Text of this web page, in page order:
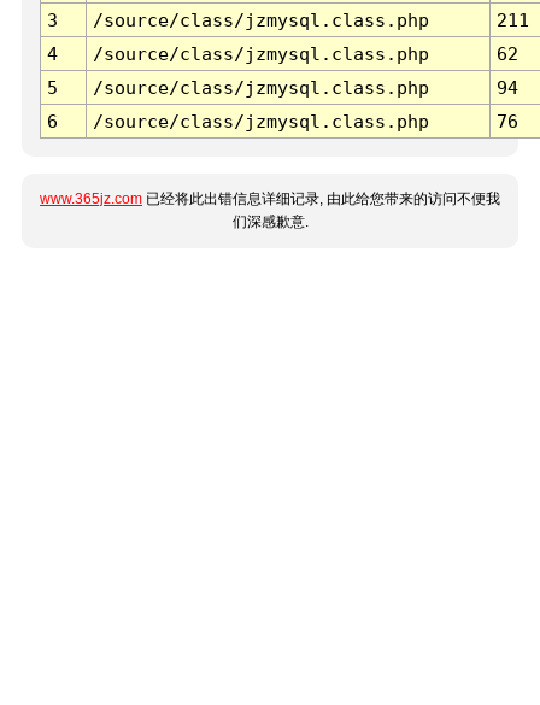
3 /source/class/jzmysql.class.php
211
4
/source/class/jzmysql.class.php
62
5
/source/class/jzmysql.class.php
94
6
/source/class/jzmysql.class.php 76
www.365jz.com 已经将此出错信息详细记录, 由此给您带来的访问不便我
们深感歉意.